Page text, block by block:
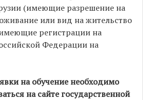
(имеющие разрешение на
или вид на жительство
регистрации на
Федерации на
на обучение необходимо
на сайте государственной